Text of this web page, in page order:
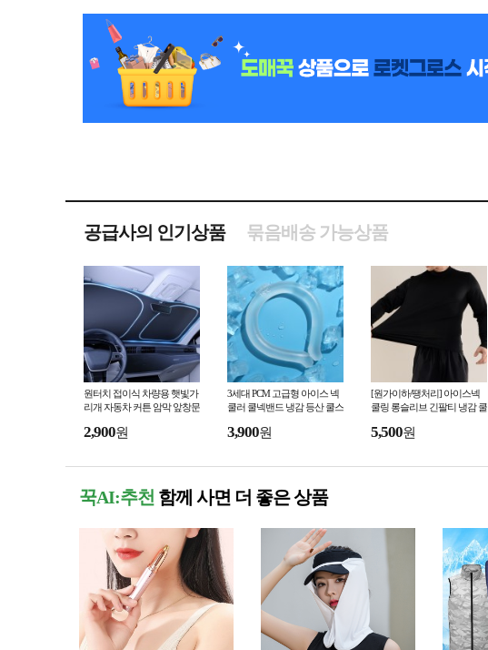
공급사의 인기상품 묶음배송 가능상품
원터치 접이식 차량용 햇빛가
리개 자동차 커튼 암막 앞창문
2,900원
3세대 PCM 고급형 아이스 넥
쿨러 쿨넥밴드 냉감 등산 쿨스
프
3,900원
[원가이하/땡처리] 아이스넥
쿨링 롱슬리브 긴팔티 냉감 쿨
롱 슬리브 남성 여
5,500원
꾹AI:추천 함께 사면 더 좋은 상품